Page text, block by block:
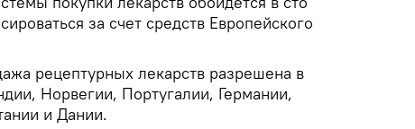
за счет средств Европейского
рецептурных лекарств разрешена в
Норвегии, Португалии, Германии,
и Дании.